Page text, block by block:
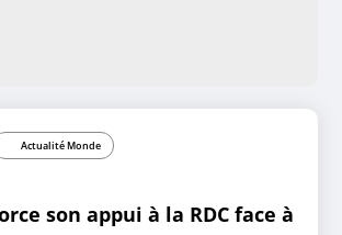
Actualité Monde
son appui à la RDC face à